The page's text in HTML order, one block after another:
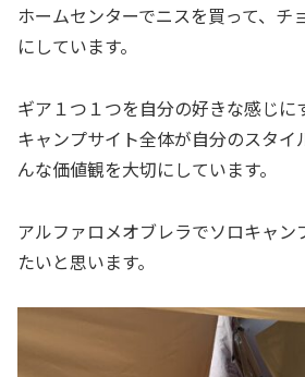
ホームセンターでニスを買って、チ
にしています。
ギア１つ１つを自分の好きな感じに
キャンプサイト全体が自分のスタイ
んな価値観を大切にしています。
アルファロメオブレラでソロキャン
たいと思います。